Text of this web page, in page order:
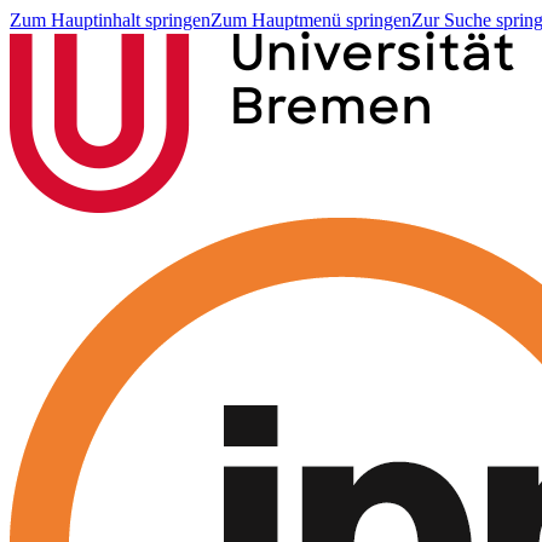
Zum Hauptinhalt springenZum Hauptmenü springenZur Suche